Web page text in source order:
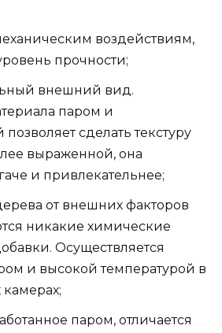
воздействиям,
прочности;
внешний вид.
паром и
сделать текстуру
выраженной, она
и привлекательнее;
от внешних факторов
никакие химические
Осуществляется
и высокой температурой в
паром, отличается